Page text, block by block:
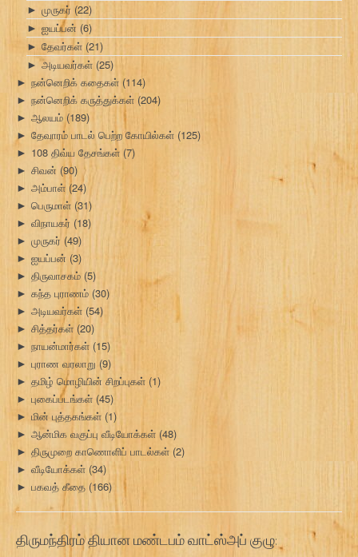
► முருகர் (22)
► ஐயப்பன் (6)
► தேவர்கள் (21)
► அடியவர்கள் (25)
► நன்னெறிக் கதைகள் (114)
► நன்னெறிக் கருத்துக்கள் (204)
► ஆலயம் (189)
► தேவாரம் பாடல் பெற்ற கோயில்கள் (125)
► 108 திவ்ய தேசங்கள் (7)
► சிவன் (90)
► அம்பாள் (24)
► பெருமாள் (31)
► விநாயகர் (18)
► முருகர் (49)
► ஐயப்பன் (3)
► திருவாசகம் (5)
► கந்த புராணம் (30)
► அடியவர்கள் (54)
► சித்தர்கள் (20)
► நாயன்மார்கள் (15)
► புராண வரலாறு (9)
► தமிழ் மொழியின் சிறப்புகள் (1)
► புகைப்படங்கள் (45)
► மின் புத்தகங்கள் (1)
► ஆன்மிக வகுப்பு வீடியோக்கள் (48)
► திருமுறை காணொளிப் பாடல்கள் (2)
► வீடியோக்கள் (34)
► பகவத் கீதை (166)
திருமந்திரம் தியான மண்டபம் வாட்ஸ்அப் குழு: